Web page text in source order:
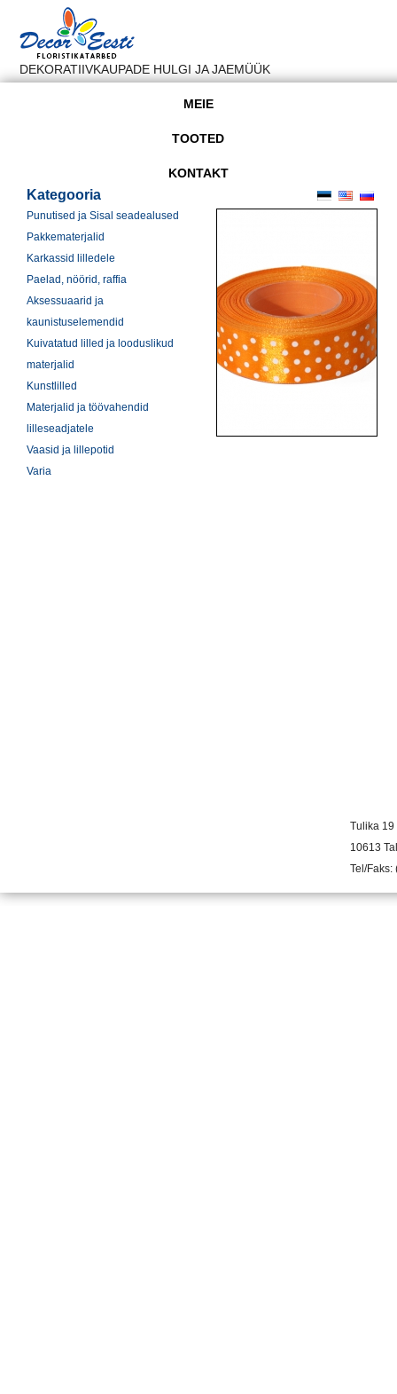
DEKORATIIVKAUPADE HULGI JA JAEMÜÜK
MEIE
TOOTED
KONTAKT
Kategooria
Punutised ja Sisal seadealused
Pakkematerjalid
Karkassid lilledele
Paelad, nöörid, raffia
Aksessuaarid ja
kaunistuselemendid
Kuivatatud lilled ja looduslikud
materjalid
Kunstlilled
Materjalid ja töövahendid
lilleseadjatele
Vaasid ja lillepotid
Varia
Tulika 19
10613
Tel/Faks: